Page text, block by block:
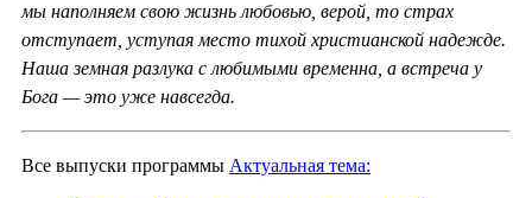
мы наполняем свою жизнь любовью, верой, то страх
отступает, уступая место тихой христианской надежде.
Наша земная разлука с любимыми временна, а встреча у
Бога — это уже навсегда.
Все выпуски программы Актуальная тема: